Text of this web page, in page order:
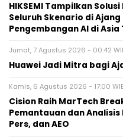
HIKSEMI Tampilkan
Seluruh Skenario di
Pengembangan AI di
Jumat, 7 Agustus 2026 - 00:42
Huawei Jadi Mitra bagi
Kamis, 6 Agustus 2026 - 17:00
Cision Raih MarTech
Pemantauan dan
Pers, dan AEO